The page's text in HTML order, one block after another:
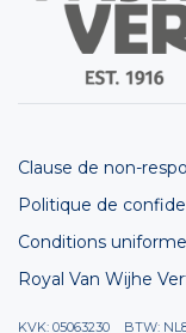
Clause de non-
Politique de
Conditions
Royal Van Wijhe
KVK: 05063230 BTW: